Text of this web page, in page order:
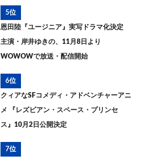
5位
恩田陸『ユージニア』実写ドラマ化決定
主演・岸井ゆきの、11月8日より
WOWOWで放送・配信開始
6位
クィアなSFコメディ・アドベンチャーアニ
メ 『レズビアン・スペース・プリンセ
ス』10月2日公開決定
7位